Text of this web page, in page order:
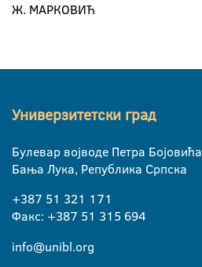
Ж. МАРКОВИЋ
Универзитетски град
Булевар војводе Петра Бојовића
Бања Лука, Република Српска
+387 51 321 171
Факс: +387 51 315 694
info@unibl.org